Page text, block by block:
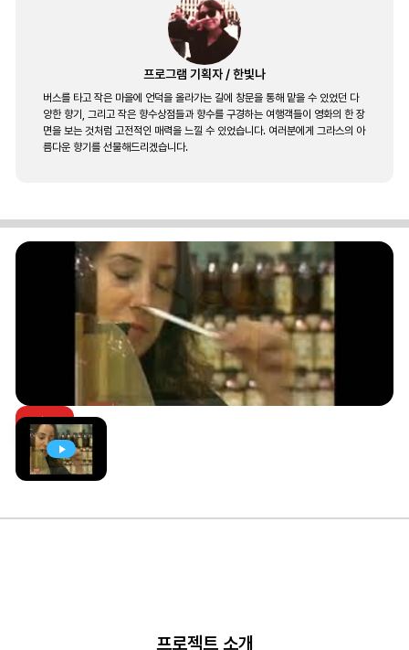
프로그램 기획자 /한빛나
버스를 타고 작은 마을에 언덕을 올라가는 길에 창문을 통해 맡을 수 있었던 다
양한 향기, 그리고 작은 향수상점들과 향수를 구경하는 여행객들이 영화의 한 장
면을 보는 것처럼 고전적인 매력을 느낄 수 있었습니다. 여러분에게 그라스의 아
름다운 향기를 선물해드리겠습니다.
프로젝트 소개